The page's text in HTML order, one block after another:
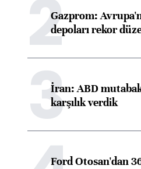
2Gazprom:
depoları rekor
3İran: ABD
karşılık verdik
Ford Otosan'dan